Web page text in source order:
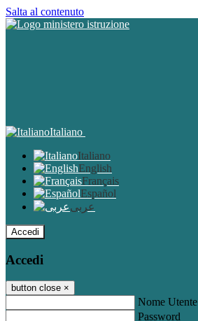
Salta al contenuto
Italiano
Italiano
English
Français
Español
عربى
Accedi
Accedi
button close ×
Nome Utente
Password